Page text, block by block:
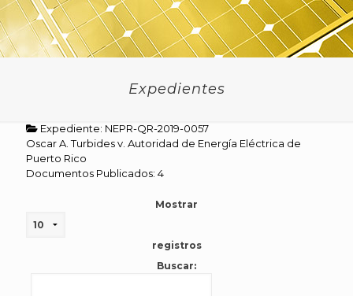
Expedientes
Expediente: NEPR-QR-2019-0057
Oscar A. Turbides v. Autoridad de Energía Eléctrica de
Puerto Rico
Documentos Publicados: 4
Mostrar
registros
Buscar: